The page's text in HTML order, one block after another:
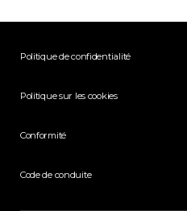
Politique de confidentialité
Politique sur les cookies
Conformité
Code de conduite